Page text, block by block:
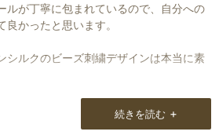
ルが丁寧に包まれているので、自分への
かったと思います。
シルクのビーズ刺繍デザインは本当に素
ゴリーがあり、ストールを探す時にとて
続きを読む +